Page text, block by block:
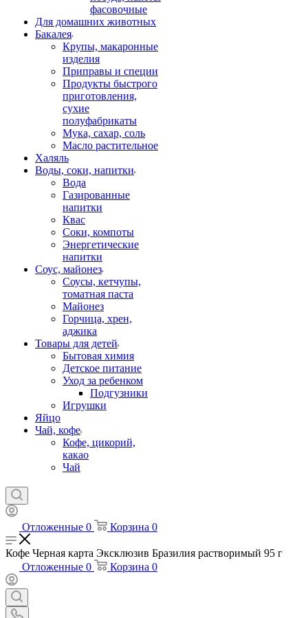
фасовочные
Для домашних животных
Бакалея
Крупы, макаронные
изделия
Приправы и специи
Продукты быстрого
приготовления,
сухие
полуфабрикаты
Мука, сахар, соль
Масло растительное
Халяль
Воды, соки, напитки
Вода
Газированные
напитки
Квас
Соки, компоты
Энергетические
напитки
Соус, майонез
Соусы, кетчупы,
томатная паста
Майонез
Горчица, хрен,
аджика
Товары для детей
Бытовая химия
Детское питание
Уход за ребенком
Подгузники
Игрушки
Яйцо
Чай, кофе
Кофе, цикорий,
какао
Чай
Отложенные 0 Корзина 0
Кофе Черная карта Эксклюзив Бразилия растворимый 95 г
Отложенные 0 Корзина 0